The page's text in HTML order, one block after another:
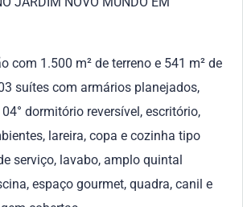
com 1.500 m² de terreno e 541 m² de
suítes com armários planejados,
dormitório reversível, escritório,
lareira, copa e cozinha tipo
serviço, lavabo, amplo quintal
espaço gourmet, quadra, canil e